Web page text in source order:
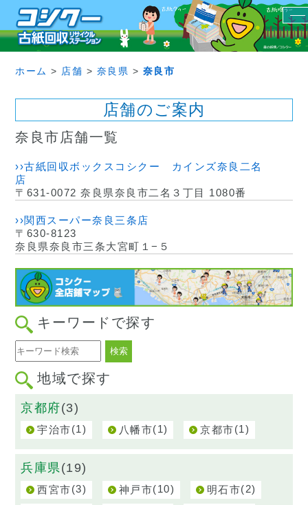
ホーム > 店舗 > 奈良県 > 奈良市
店舗のご案内
奈良市店舗一覧
››古紙回収ボックスコシクー カインズ奈良二名
店
〒631-0072 奈良県奈良市二名３丁目 1080番
››関西スーパー奈良三条店
〒630-8123
奈良県奈良市三条大宮町１−５
キーワードで探す
地域で探す
京都府(3)
宇治市(1) 八幡市(1) 京都市(1)
兵庫県 (19)
西宮市(3) 神戸市(10) 明石市(2)